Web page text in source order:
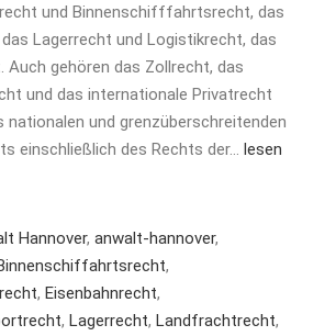
und Binnenschifffahrtsrecht, das
Lagerrecht und Logistikrecht, das
Auch gehören das Zollrecht, das
und das internationale Privatrecht
nationalen und grenzüberschreitenden
einschließlich des Rechts der… lesen
Hannover, anwalt-hannover,
,
, Eisenbahnrecht,
, Lagerrecht, Landfrachtrecht,